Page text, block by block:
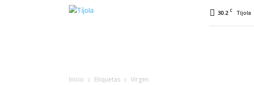
Tíjola
30.2 C Tíjola
Inicio Etiquetas Virgen